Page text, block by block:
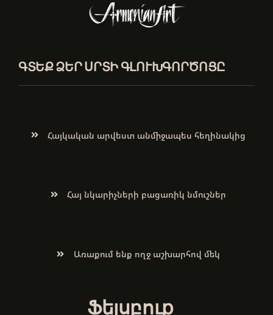
ԳՏԵՔ ՁԵՐ ՍՐՏԻ ԳԼՈՒԽԳՈՐԾՈՑԸ
Հայկական արվեստ անմիջապես հեղինակից
Հայ նկարիչների բացառիկ նմուշներ
Առաքում ենք ողջ աշխարհով մեկ
Ֆեյսբուք